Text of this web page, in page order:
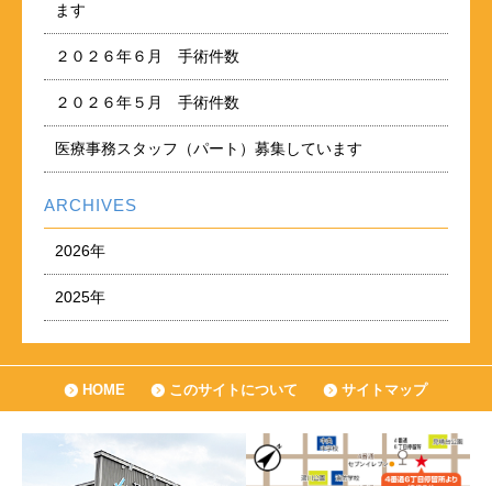
ます
２０２６年６月 手術件数
２０２６年５月 手術件数
医療事務スタッフ（パート）募集しています
ARCHIVES
2026年
2025年
HOME このサイトについて サイトマップ